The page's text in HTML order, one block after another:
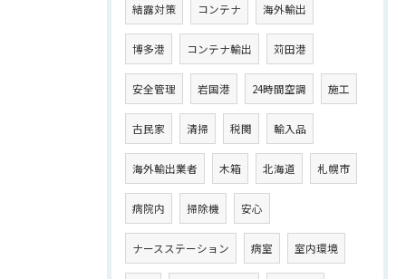
結露対策 コンテナ 海外輸出
博多港 コンテナ輸出 苅田港
安全管理 岩国港 24時間空調 施工
古民家 清掃 税関 輸入品
海外輸出業者 木箱 北海道 札幌市
病院内 掃除機 安心
ナースステーション 病室 室内環境